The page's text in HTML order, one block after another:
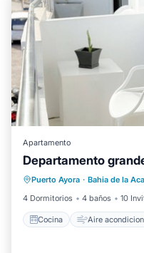
Apartamento
Departamento
Puerto Ayora · Bahia de la
4 Dormitorios
4 baños 10
Cocina Aire
Cocina Aire
Apto para niños